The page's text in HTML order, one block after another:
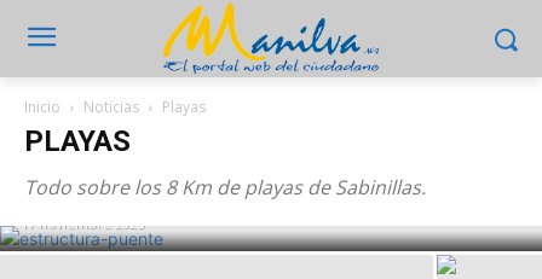
Inicio Noticias Playas
PLAYAS
Todo sobre los 8 Km de playas de Sabinillas.
El ‘Puente Flotante’ de Nantes Cruza el
Litoral de Manilva
17 noviembre 2025